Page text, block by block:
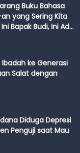
Buku Bahasa
yang Sering Kita
Bapak Budi, Ini Adik
ke Generasi
Salat dengan
Diduga Depresi
Penguji saat Mau